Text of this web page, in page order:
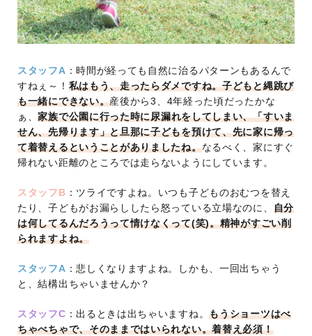
スタッフA ：時間が経っても自然に治るパターンもあるんで
すねぇ～！ 私はもう、走ったらダメですね。子どもと縄跳び
も一緒にできない。産後から3、4年経った頃だったかな
ぁ、家族で公園に行った時に尿漏れをしてしまい、「すいま
せん、先帰ります」と旦那に子どもを預けて、先に家に帰っ
て着替えるということがありましたね。なるべく、家にすぐ
帰れない距離のところでは走らないようにしています。
スタッフB ：ツライですよね。いつも子どものおむつを替え
たり、子どもがお漏らししたら怒っている立場なのに、 自分
は何してるんだろうって情けなくって(笑)。精神がすごい削
られますよね。
スタッフA ：悲しくなりますよね。しかも、一回出ちゃう
と、結構出ちゃいませんか？
スタッフC ：出るときは出ちゃいますね。もうショーツはべ
ちゃべちゃで、そのままではいられない。着替え必須！